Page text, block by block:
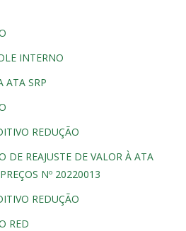
INTERNO
ATA SRP
REDUÇÃO
DE REAJUSTE DE VALOR À ATA
Nº 20220013
REDUÇÃO
RED